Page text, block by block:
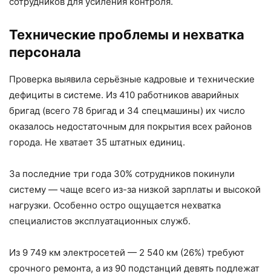
Технические проблемы и нехватка
персонала
Проверка выявила серьёзные кадровые и технические
дефициты в системе. Из 410 работников аварийных
бригад (всего 78 бригад и 34 спецмашины) их число
оказалось недостаточным для покрытия всех районов
города. Не хватает 35 штатных единиц.
За последние три года 30% сотрудников покинули
систему — чаще всего из-за низкой зарплаты и высокой
нагрузки. Особенно остро ощущается нехватка
специалистов эксплуатационных служб.
Из 9 749 км электросетей — 2 540 км (26%) требуют
срочного ремонта, а из 90 подстанций девять подлежат